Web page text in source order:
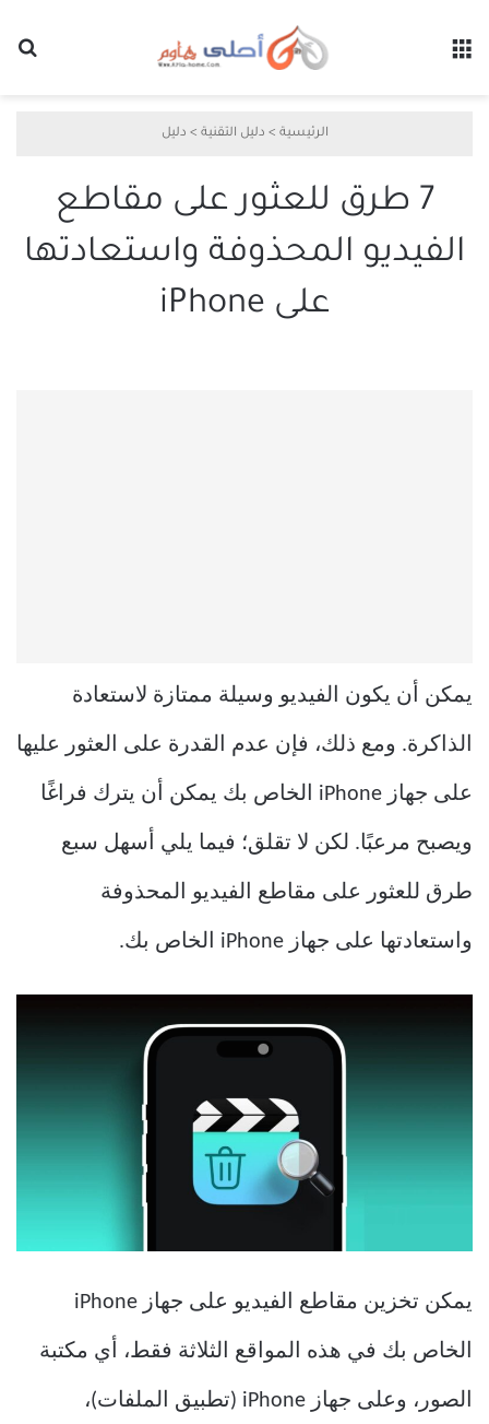
الرئيسية > دليل التقنية > دليل
7 طرق للعثور على مقاطع
الفيديو المحذوفة واستعادتها
على iPhone
يمكن أن يكون الفيديو وسيلة ممتازة لاستعادة
الذاكرة. ومع ذلك، فإن عدم القدرة على العثور عليها
على جهاز iPhone الخاص بك يمكن أن يترك فراغًا
ويصبح مرعبًا. لكن لا تقلق؛ فيما يلي أسهل سبع
طرق للعثور على مقاطع الفيديو المحذوفة
واستعادتها على جهاز iPhone الخاص بك.
يمكن تخزين مقاطع الفيديو على جهاز iPhone
الخاص بك في هذه المواقع الثلاثة فقط، أي مكتبة
الصور، وعلى جهاز iPhone (تطبيق الملفات)،